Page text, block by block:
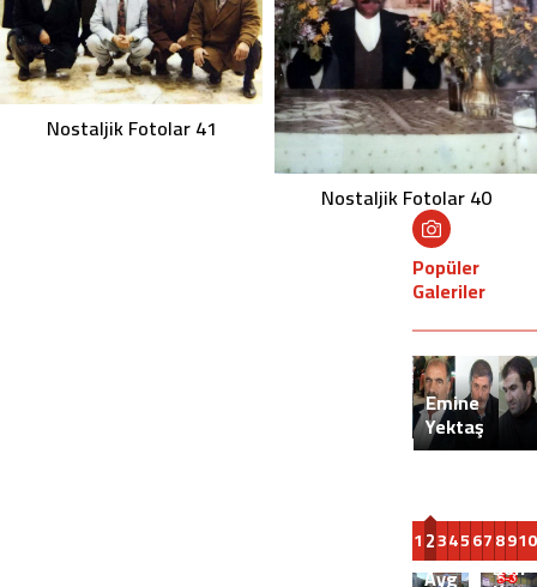
Nostaljik Fotolar 41
Nostaljik Fotolar 40
Popüler
Galeriler
Emine
Yektaş
Vefat Etti.
12345678910
Süphan
Aygar